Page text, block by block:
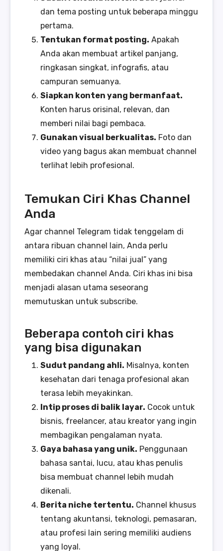
dan tema posting untuk beberapa minggu
pertama.
Tentukan format posting. Apakah
Anda akan membuat artikel panjang,
ringkasan singkat, infografis, atau
campuran semuanya.
Siapkan konten yang bermanfaat.
Konten harus orisinal, relevan, dan
memberi nilai bagi pembaca.
Gunakan visual berkualitas. Foto dan
video yang bagus akan membuat channel
terlihat lebih profesional.
Temukan Ciri Khas Channel
Anda
Agar channel Telegram tidak tenggelam di
antara ribuan channel lain, Anda perlu
memiliki ciri khas atau “nilai jual” yang
membedakan channel Anda. Ciri khas ini bisa
menjadi alasan utama seseorang
memutuskan untuk subscribe.
Beberapa contoh ciri khas
yang bisa digunakan
Sudut pandang ahli. Misalnya, konten
kesehatan dari tenaga profesional akan
terasa lebih meyakinkan.
Intip proses di balik layar. Cocok untuk
bisnis, freelancer, atau kreator yang ingin
membagikan pengalaman nyata.
Gaya bahasa yang unik. Penggunaan
bahasa santai, lucu, atau khas penulis
bisa membuat channel lebih mudah
dikenali.
Berita niche tertentu. Channel khusus
tentang akuntansi, teknologi, pemasaran,
atau profesi lain sering memiliki audiens
yang loyal.